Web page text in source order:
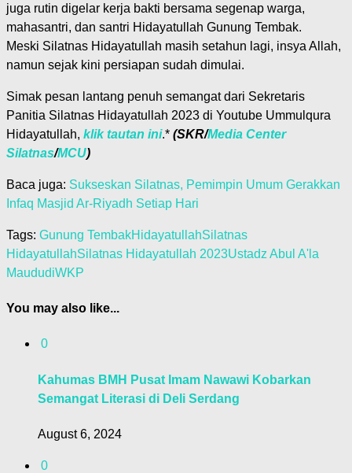
juga rutin digelar kerja bakti bersama segenap warga,
mahasantri, dan santri Hidayatullah Gunung Tembak.
Meski Silatnas Hidayatullah masih setahun lagi, insya Allah,
namun sejak kini persiapan sudah dimulai.
Simak pesan lantang penuh semangat dari Sekretaris
Panitia Silatnas Hidayatullah 2023 di Youtube Ummulqura
Hidayatullah, klik tautan ini.* (SKR/Media Center
Silatnas/MCU)
Baca juga: Sukseskan Silatnas, Pemimpin Umum Gerakkan
Infaq Masjid Ar-Riyadh Setiap Hari
Tags: Gunung TembakHidayatullahSilatnas
HidayatullahSilatnas Hidayatullah 2023Ustadz Abul A'la
MaududiWKP
You may also like...
0
Kahumas BMH Pusat Imam Nawawi Kobarkan
Semangat Literasi di Deli Serdang
August 6, 2024
0